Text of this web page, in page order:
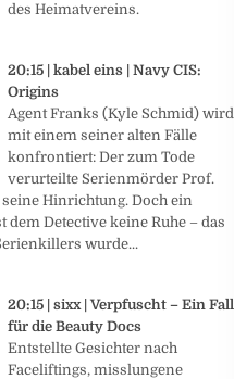
des Heimatvereins.
20:15 | kabel eins | Navy CIS:
Origins
Agent Franks (Kyle Schmid) wird
mit einem seiner alten Fälle
konfrontiert: Der zum Tode
verurteilte Serienmörder Prof.
seine Hinrichtung. Doch ein
dem Detective keine Ruhe – das
wurde...
20:15 | sixx | Verpfuscht – Ein Fall
für die Beauty Docs
Entstellte Gesichter nach
Faceliftings, misslungene